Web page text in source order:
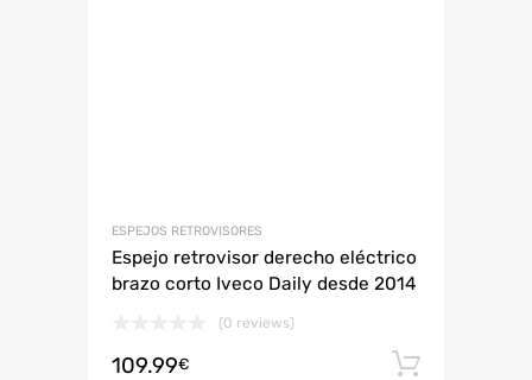
ESPEJOS RETROVISORES
Espejo retrovisor derecho eléctrico
brazo corto Iveco Daily desde 2014
(0 reviews)
109.99€